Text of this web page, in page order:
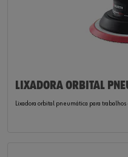
LIXADORA ORBITAL
Lixadora orbital pneumática para